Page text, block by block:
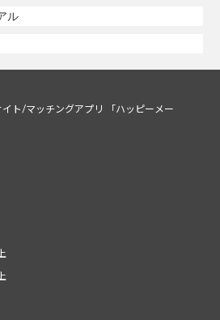
ル
ト/マッチングアプリ 「ハッピーメー